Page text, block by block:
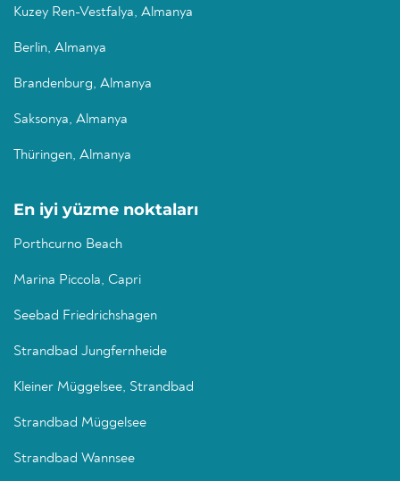
Kuzey Ren-Vestfalya, Almanya
Berlin, Almanya
Brandenburg, Almanya
Saksonya, Almanya
Thüringen, Almanya
En iyi yüzme noktaları
Porthcurno Beach
Marina Piccola, Capri
Seebad Friedrichshagen
Strandbad Jungfernheide
Kleiner Müggelsee, Strandbad
Strandbad Müggelsee
Strandbad Wannsee